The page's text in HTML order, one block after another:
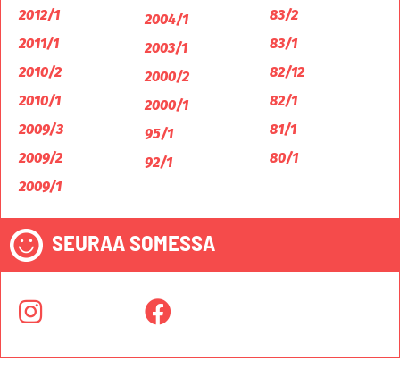
2012/1
2011/1
2010/2
2010/1
2009/3
2009/2
2009/1
2004/1
2003/1
2000/2
2000/1
95/1
92/1
83/2
83/1
82/12
82/1
81/1
80/1
SEURAA SOMESSA